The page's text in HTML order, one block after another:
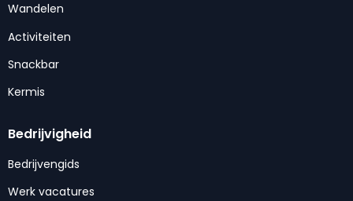
Wandelen
Activiteiten
Snackbar
Kermis
Bedrijvigheid
Bedrijvengids
Werk vacatures